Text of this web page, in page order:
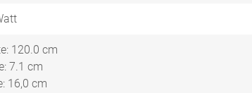
120.0 cm
7.1 cm
16,0 cm